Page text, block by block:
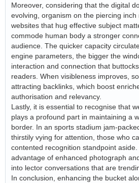
Moreover, considering that the digital
evolving, organism on the piercing inch
websites that hug effective subject
commode human body a stronger
audience. The quicker capacity
engine parameters, the bigger the
interaction and connection that
readers. When visibleness improves,
attracting backlinks, which boost
authorisation and relevancy.
Lastly, it is essential to recognise that
plays a profound part in maintaining a
border. In an sports stadium jam-
thirstily vying for attention, those who
contented recognition standpoint
advantage of enhanced photograph
into lector conversations that are
In conclusion, enhancing the bucket